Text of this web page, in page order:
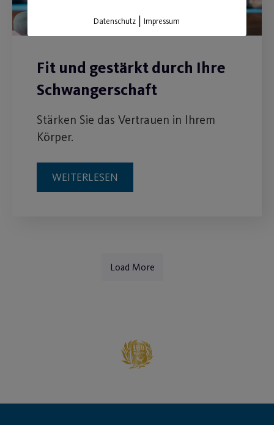
Fit und gestärkt durch Ihre
Schwangerschaft
Stärken Sie das Vertrauen in Ihrem
Körper.
WEITERLESEN
Load More
Datenschutz |Impressum